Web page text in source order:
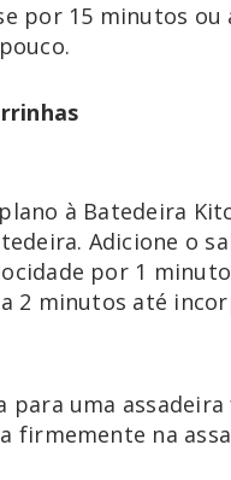
por 15 minutos
à Batedeira
Adicione o
por 1
2 minutos até
para uma
firmemente na